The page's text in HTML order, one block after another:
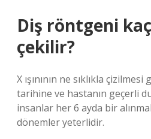
Diş röntgeni
çekilir?
X ışınının ne sıklıkla
tarihine ve hastanın geçerli
insanlar her 6 ayda bir
dönemler yeterlidir.